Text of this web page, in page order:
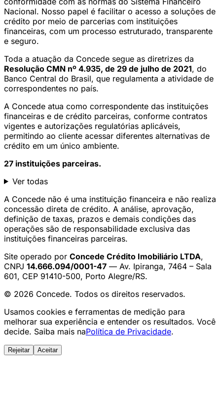
Nacional. Nosso papel é facilitar o acesso a soluções de
crédito por meio de parcerias com instituições
financeiras, com um processo estruturado, transparente
e seguro.
Toda a atuação da Concede segue as diretrizes da
Resolução CMN nº 4.935, de 29 de julho de 2021, do
Banco Central do Brasil, que regulamenta a atividade de
correspondentes no país.
A Concede atua como correspondente das instituições
financeiras e de crédito parceiras, conforme contratos
vigentes e autorizações regulatórias aplicáveis,
permitindo ao cliente acessar diferentes alternativas de
crédito em um único ambiente.
27 instituições parceiras.
Ver todas
A Concede não é uma instituição financeira e não realiza
concessão direta de crédito. A análise, aprovação,
definição de taxas, prazos e demais condições das
operações são de responsabilidade exclusiva das
instituições financeiras parceiras.
Site operado por Concede Crédito Imobiliário LTDA,
CNPJ 14.666.094/0001-47 — Av. Ipiranga, 7464 – Sala
601, CEP 91410-500, Porto Alegre/RS.
© 2026 Concede. Todos os direitos reservados.
Usamos cookies e ferramentas de medição para
melhorar sua experiência e entender os resultados. Você
decide. Saiba mais naPolítica de Privacidade.
Rejeitar Aceitar